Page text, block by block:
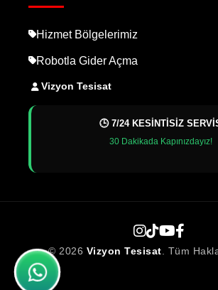
Hizmet Bölgelerimiz
Robotla Gider Açma
Vizyon Tesisat
🕒 7/24 KESİNTİSİZ
30 Dakikada Kapınızdayız!
© 2026 Vizyon Tesisat. Tüm